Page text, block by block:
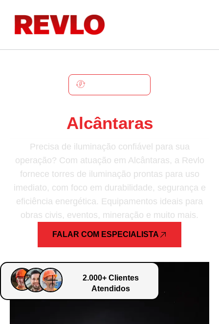
Alcântaras
Precisa de iluminação confiável para sua
operação? Com atuação em Alcântaras, a Revlo
fornece torres de iluminação prontas para uso
imediato, com foco em durabilidade, segurança e
eficiência energética. Equipamentos ideais para
obras civis, eventos, mineração e muito mais.
FALAR COM ESPECIALISTA
2.000+ Clientes
Atendidos